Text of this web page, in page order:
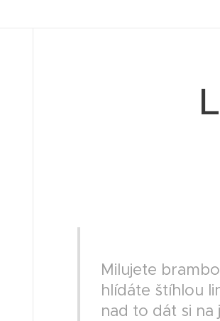
Milujete
hlídáte štíhlou
nad to dát si